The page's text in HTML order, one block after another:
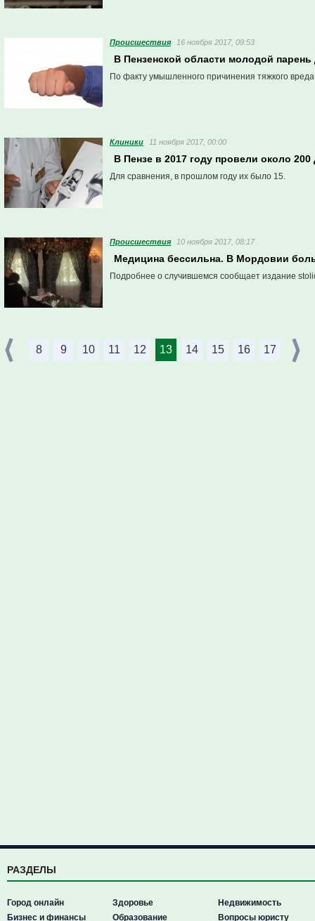
Проиcшествия 16 ноября 2017, 09:53
В Пензенской области молодой
По факту умышленного причинения тяжкого
Клиники 11 ноября 2017, 00:00
В Пензе в 2017 году провели около
Для сравнения, в прошлом году их было 15.
Проиcшествия 10 ноября 2017, 08:17
Медицина бессильна. В Мордовии
Подробнее о случившемся сообщает издание
8 9 10 11 12 13 14 15 16 17
РАЗДЕЛЫ
Город онлайн
Бизнес и финансы
Здоровье
Образование
Недвижимость
Вопросы юристу